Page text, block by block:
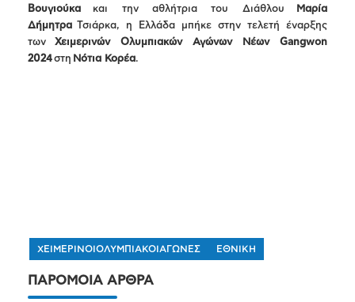
Βουγιούκα και την αθλήτρια του Διάθλου
Μαρία
Δήμητρα Τσιάρκα, η Ελλάδα μπήκε στην τελετή έναρξης
των Χειμερινών Ολυμπιακών Αγώνων Νέων Gangwon
2024στη Νότια Κορέα.
ΧΕΙΜΕΡΙΝΟΙΟΛΥΜΠΙΑΚΟΙΑΓΩΝΕΣ ΕΘΝΙΚΗ
ΠΑΡΟΜΟΙΑ ΑΡΘΡΑ